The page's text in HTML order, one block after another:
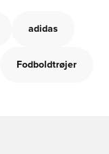
adidas
Fodboldtrøjer